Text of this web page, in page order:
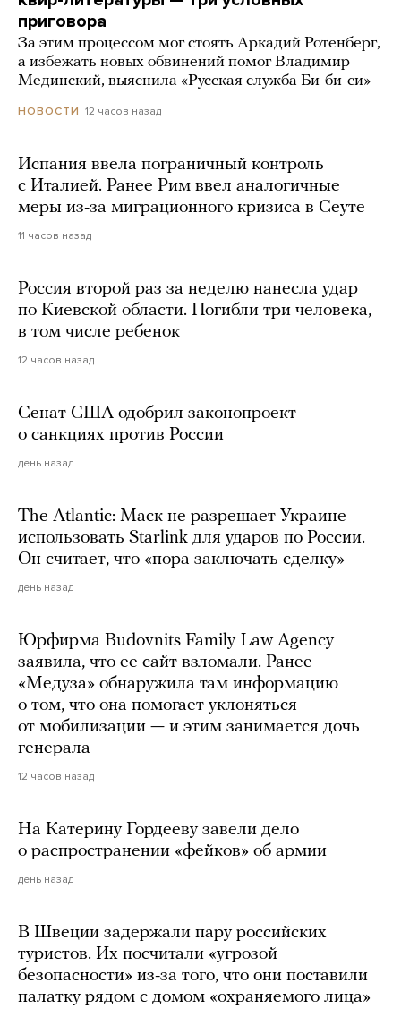
приговора
За этим процессом мог стоять Аркадий Ротенберг,
а избежать новых обвинений помог Владимир
Мединский, выяснила «Русская служба Би-би-си»
НОВОСТИ 12 часов назад
Испания ввела пограничный контроль
с Италией. Ранее Рим ввел аналогичные
меры из-за миграционного кризиса в Сеуте
11 часов назад
Россия второй раз за неделю нанесла удар
по Киевской области. Погибли три человека,
в том числе ребенок
12 часов назад
Сенат США одобрил законопроект
о санкциях против России
день назад
The Atlantic: Маск не разрешает Украине
использовать Starlink для ударов по России.
Он считает, что «пора заключать сделку»
день назад
Юрфирма Budovnits Family Law Agency
заявила, что ее сайт взломали. Ранее
«Медуза» обнаружила там информацию
о том, что она помогает уклоняться
от мобилизации — и этим занимается дочь
генерала
12 часов назад
На Катерину Гордееву завели дело
о распространении «фейков» об армии
день назад
В Швеции задержали пару российских
туристов. Их посчитали «угрозой
безопасности» из-за того, что они поставили
палатку рядом с домом «охраняемого лица»